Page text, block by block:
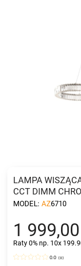
LAMPA
CCT DIMM
MODEL: AZ6710
1 999,00
Raty 0% np. 10x
0.0 (0)